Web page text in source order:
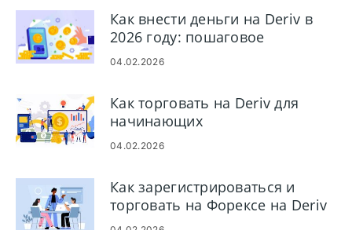
Как внести деньги на Deriv в
2026 году: пошаговое
руководство по
04.02.2026
Как торговать на Deriv для
начинающих
04.02.2026
Как зарегистрироваться и
торговать на Форексе на Deriv